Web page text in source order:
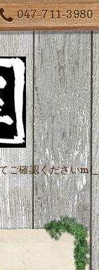
047-711-3980
ご確認くださいm(_